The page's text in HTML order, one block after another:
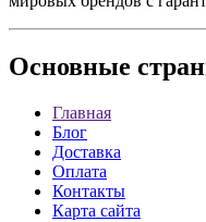
Основные
Главная
Блог
Доставка
Оплата
Контакты
Карта сайта